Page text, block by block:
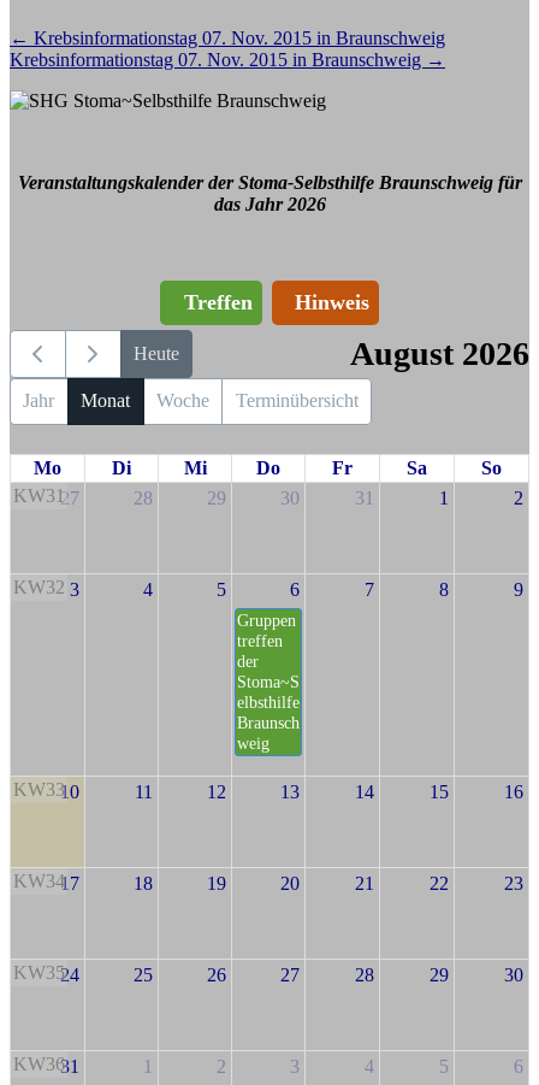
Beitragsnavigation
← Krebsinformationstag 07. Nov. 2015 in Braunschweig
Krebsinformationstag 07. Nov. 2015 in Braunschweig →
Veranstaltungskalender der Stoma-Selbsthilfe Braunschweig für
das Jahr 2026
Treffen Hinweis
Heute August 2026
Jahr Monat Woche Terminübersicht
Mo Di Mi Do Fr Sa
So
KW3127 28 29 30 31 1 2
KW32 3 4 5 6
Gruppen
treffen
der
Stoma~S
elbsthilfe
Braunsch
weig
7 8 9
KW3310 11 12 13 14 15 16
KW3417 18 19 20 21 22 23
KW3524 25 26 27 28 29 30
KW3631 1 2 3 4 5 6